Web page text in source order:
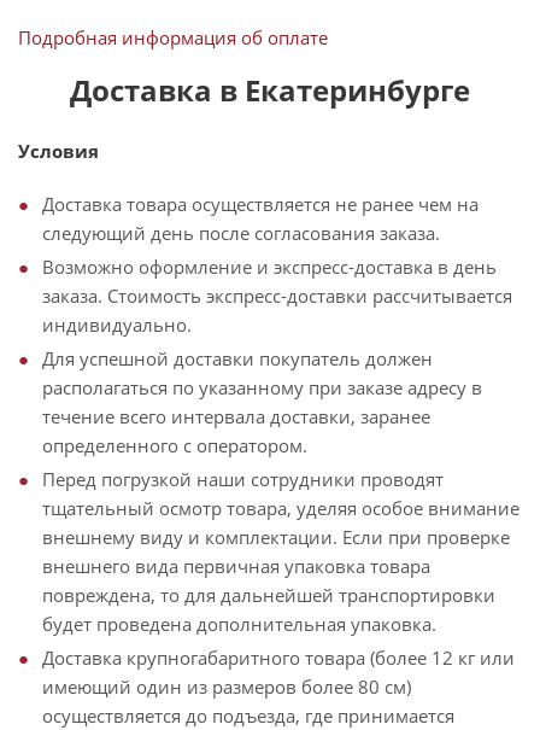
Подробная информация об оплате
Доставка в Екатеринбурге
Условия
Доставка товара осуществляется не ранее чем на
следующий день после согласования заказа.
Возможно оформление и экспресс-доставка в день
заказа. Стоимость экспресс-доставки рассчитывается
индивидуально.
Для успешной доставки покупатель должен
располагаться по указанному при заказе адресу в
течение всего интервала доставки, заранее
определенного с оператором.
Перед погрузкой наши сотрудники проводят
тщательный осмотр товара, уделяя особое внимание
внешнему виду и комплектации. Если при проверке
внешнего вида первичная упаковка товара
повреждена, то для дальнейшей транспортировки
будет проведена дополнительная упаковка.
Доставка крупногабаритного товара (более 12 кг или
имеющий один из размеров более 80 см)
осуществляется до подъезда, где принимается